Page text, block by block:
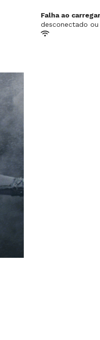
Falha ao
desconectado